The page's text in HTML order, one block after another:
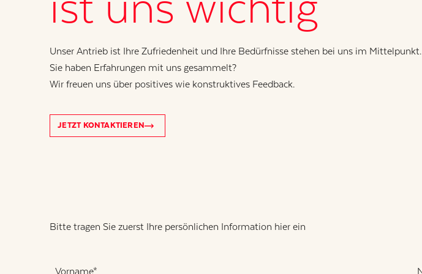
Unser Antrieb ist Ihre Zufriedenheit und Ihre Bedürfnisse stehen bei uns im Mittelpunkt.
Sie haben Erfahrungen mit uns gesammelt?
Wir freuen uns über positives wie konstruktives Feedback.
JETZT KONTAKTIEREN
Bitte tragen Sie zuerst Ihre persönlichen Information hier ein
(erforderlich)